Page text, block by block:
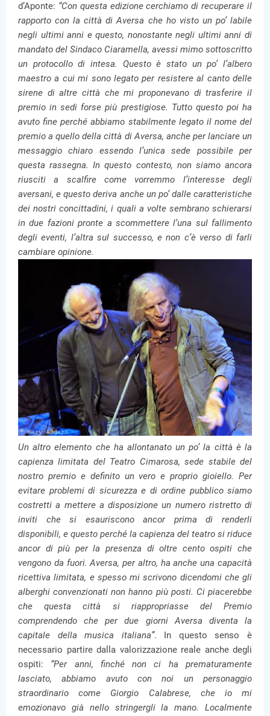
d’Aponte: “Con questa edizione cerchiamo di recuperare il
rapporto con la città di Aversa che ho visto un po’ labile
negli ultimi anni e questo, nonostante negli ultimi anni di
mandato del Sindaco Ciaramella, avessi mimo sottoscritto
un protocollo di intesa. Questo è stato un po’ l’albero
maestro a cui mi sono legato per resistere al canto delle
sirene di altre città che mi proponevano di trasferire il
premio in sedi forse più prestigiose. Tutto questo poi ha
avuto fine perché abbiamo stabilmente legato il nome del
premio a quello della città di Aversa, anche per lanciare un
messaggio chiaro essendo l’unica sede possibile per
questa rassegna. In questo contesto, non siamo ancora
riusciti a scalfire come vorremmo l’interesse degli
aversani, e questo deriva anche un po’ dalle caratteristiche
dei nostri concittadini, i quali a volte sembrano schierarsi
in due fazioni pronte a scommettere l’una sul fallimento
degli eventi, l’altra sul successo, e non c’è verso di farli
cambiare opinione.
Un altro elemento che ha allontanato un po’ la città è la
capienza limitata del Teatro Cimarosa, sede stabile del
nostro premio e definito un vero e proprio gioiello. Per
evitare problemi di sicurezza e di ordine pubblico siamo
costretti a mettere a disposizione un numero ristretto di
inviti che si esauriscono ancor prima di renderli
disponibili, e questo perché la capienza del teatro si riduce
ancor di più per la presenza di oltre cento ospiti che
vengono da fuori. Aversa, per altro, ha anche una capacità
ricettiva limitata, e spesso mi scrivono dicendomi che gli
alberghi convenzionati non hanno più posti. Ci piacerebbe
che questa città si riappropriasse del Premio
comprendendo che per due giorni Aversa diventa la
capitale della musica italiana”. In questo senso è
necessario partire dalla valorizzazione reale anche degli
ospiti: “Per anni, finché non ci ha prematuramente
lasciato, abbiamo avuto con noi un personaggio
straordinario come Giorgio Calabrese, che io mi
emozionavo già nello stringergli la mano. Localmente